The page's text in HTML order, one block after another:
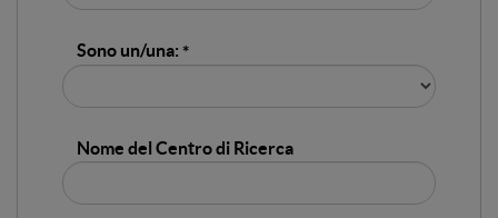
Sono un/una:
Nome del Centro di Ricerca